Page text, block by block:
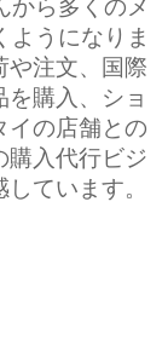
から多くのメ
ようになりま
や注文、国際
購入、ショ
イの店舗との
購入代行ビジ
ています。